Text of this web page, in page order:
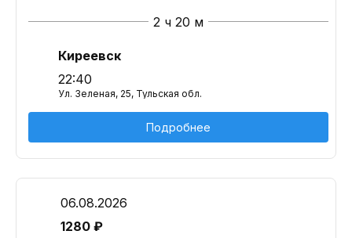
2 ч 20 м
Киреевск
22:40
Ул. Зеленая, 25, Тульская обл.
Подробнее
06.08.2026
1280 ₽